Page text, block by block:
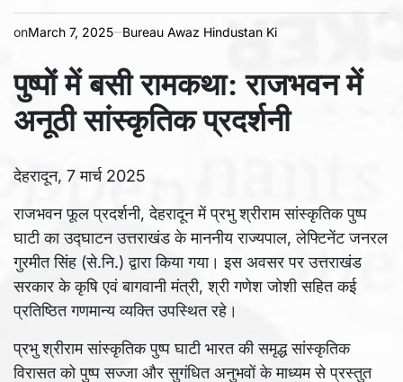
onMarch 7, 2025 Bureau Awaz Hindustan Ki
पुष्पों में बसी रामकथा: राजभवन में
अनूठी सांस्कृतिक प्रदर्शनी
देहरादून, 7 मार्च 2025
राजभवन फूल प्रदर्शनी, देहरादून में प्रभु श्रीराम सांस्कृतिक पुष्प
घाटी का उद्घाटन उत्तराखंड के माननीय राज्यपाल, लेफ्टिनेंट जनरल
गुरमीत सिंह (से.नि.) द्वारा किया गया। इस अवसर पर उत्तराखंड
सरकार के कृषि एवं बागवानी मंत्री, श्री गणेश जोशी सहित कई
प्रतिष्ठित गणमान्य व्यक्ति उपस्थित रहे।
प्रभु श्रीराम सांस्कृतिक पुष्प घाटी भारत की समृद्ध सांस्कृतिक
विरासत को पुष्प सज्जा और सुगंधित अनुभवों के माध्यम से प्रस्तुत